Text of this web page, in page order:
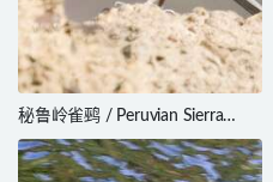
秘鲁岭雀鹀 / Peruvian Sierra
Finch / Phrygilus punensis